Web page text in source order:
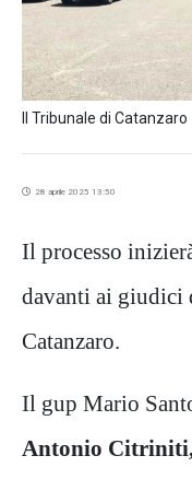
Il Tribunale di Catanzaro
28 aprile 2025 13:50
Il processo
davanti ai giudici
Catanzaro.
Il gup Mario
Antonio